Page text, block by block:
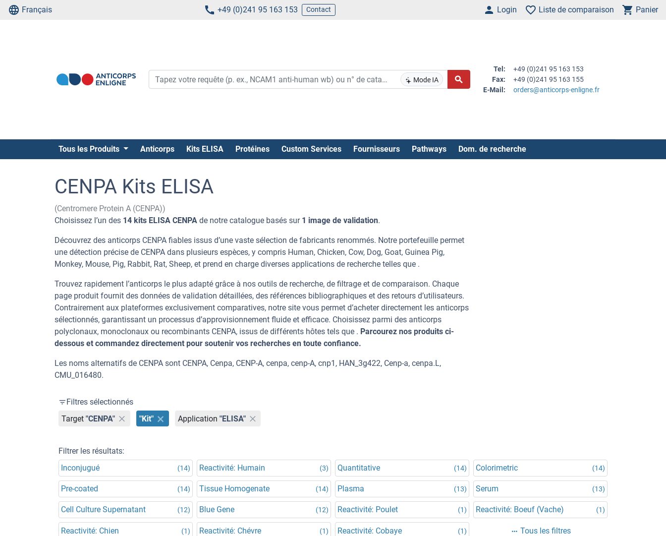
Français +49 (0)241 95 163 153 Contact Login Liste de comparaison Panier
Mode IA
Tel:
+49 (0)241 95 163 153
Fax:
+49 (0)241 95 163 155
E-Mail:
orders@anticorps-enligne.fr
Tous les Produits Anticorps Kits ELISA Protéines Custom Services Fournisseurs Pathways Dom. de recherche
CENPA Kits ELISA
(Centromere Protein A (CENPA))
Choisissez l’un des 14 kits ELISA CENPA de notre catalogue basés sur 1 image de validation.
Découvrez des anticorps CENPA fiables issus d’une vaste sélection de fabricants renommés. Notre portefeuille permet
une détection précise de CENPA dans plusieurs espèces, y compris Human, Chicken, Cow, Dog, Goat, Guinea Pig,
Monkey, Mouse, Pig, Rabbit, Rat, Sheep, et prend en charge diverses applications de recherche telles que .
Trouvez rapidement l’anticorps le plus adapté grâce à nos outils de recherche, de filtrage et de comparaison. Chaque
page produit fournit des données de validation détaillées, des références bibliographiques et des retours d’utilisateurs.
Contrairement aux plateformes exclusivement comparatives, notre site vous permet d’acheter directement les anticorps
sélectionnés, garantissant un processus d’approvisionnement fluide et efficace. Choisissez parmi des anticorps
polyclonaux, monoclonaux ou recombinants CENPA, issus de différents hôtes tels que . Parcourez nos produits ci-
dessous et commandez directement pour soutenir vos recherches en toute confiance.
Les noms alternatifs de CENPA sont CENPA, Cenpa, CENP-A, cenpa, cenp-A, cnp1, HAN_3g422, Cenp-a, cenpa.L,
CMU_016480.
Filtres sélectionnés
Target "CENPA" "Kit" Application "ELISA"
Filtrer les résultats:
Inconjugué
(14) Reactivité: Humain (3) Quantitative (14) Colorimetric (14)
Pre-coated (14) Tissue Homogenate (14) Plasma (13) Serum (13)
Cell Culture Supernatant (12) Blue Gene (12) Reactivité: Poulet (1) Reactivité: Boeuf (Vache) (1)
Reactivité: Chien (1) Reactivité: Chévre (1) Reactivité: Cobaye (1) Tous les filtres